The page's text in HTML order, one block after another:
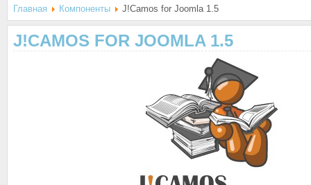
Главная Компоненты J!Camos for Joomla 1.5
J!CAMOS FOR JOOMLA 1.5